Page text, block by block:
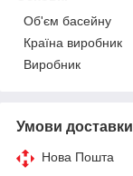
Об'єм басейну
Країна виробник
Виробник
Умови доставки
Нова Пошта